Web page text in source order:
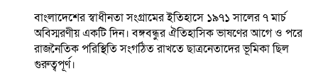
বাংলাদেশের স্বাধীনতা সংগ্রামের ইতিহাসে ১৯৭১ সালের ৭ মার্চ
অবিস্মরণীয় একটি দিন। বঙ্গবন্ধুর ঐতিহাসিক ভাষণের আগে ও পরে
রাজনৈতিক পরিস্থিতি সংগঠিত রাখতে ছাত্রনেতাদের ভূমিকা ছিল
গুরুত্বপূর্ণ।